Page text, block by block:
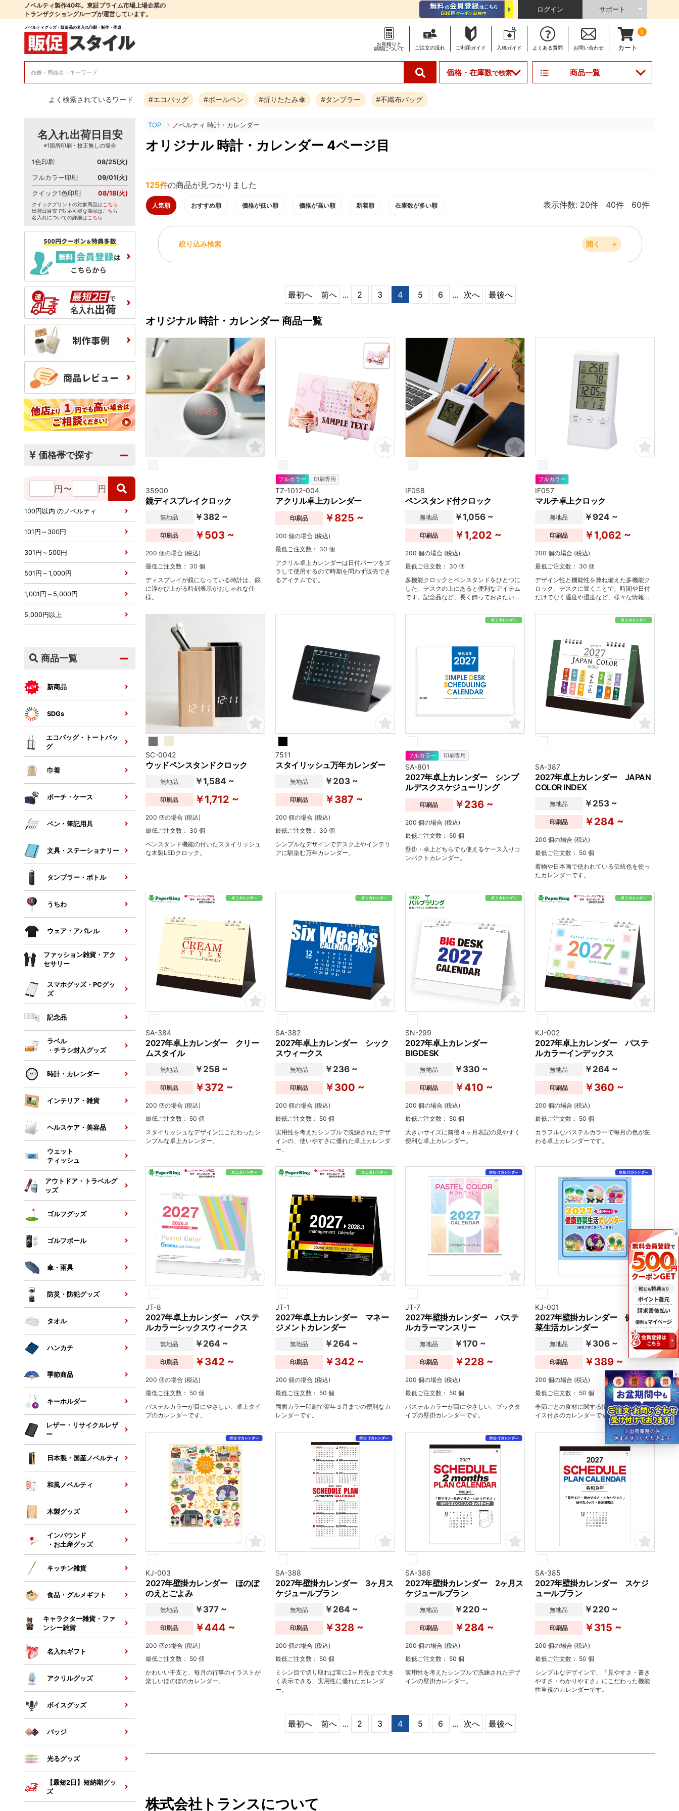
ノベルティ製作40年。東証プライム市場上場企業の
トランザクショングループが運営しています。
ログイン サポート
ノベルティグッズ・販促品の名入れ印刷・制作・作成
お見積りと
納期について
ご注文の流れ ご利用ガイド 入稿ガイド よくある質問 お問い合わせ
0
カート
価格・在庫数で検索 商品一覧
よく検索されているワード #エコバッグ #ボールペン #折りたたみ傘 #タンブラー #不織布バッグ
TOP ノベルティ 時計・カレンダー
オリジナル 時計・カレンダー 4ページ目
125件の商品が見つかりました
人気順 おすすめ順 価格が低い順 価格が高い順 新着順 在庫数が多い順 表示件数: 20件 40件 60件
絞り込み検索 開く ＋
最初へ 前へ ... 2 3 4 5 6 ... 次へ 最後へ
オリジナル 時計・カレンダー 商品一覧
35900
鏡ディスプレイクロック
無地品 ￥382 ~
印刷品 ￥503 ~
200 個の場合 (税込)
最低ご注文数： 30 個
ディスプレイが鏡になっている時計は、鏡
に浮かび上がる時刻表示がおしゃれな仕
様。
フルカラー 印刷専用
TZ-1012-004
アクリル卓上カレンダー
印刷品 ￥825 ~
200 個の場合 (税込)
最低ご注文数： 30 個
アクリル卓上カレンダーは日付パーツをズ
ラして使用するので時期を問わず販売でき
るアイテムです。
IF058
ペンスタンド付クロック
無地品 ￥1,056 ~
印刷品 ￥1,202 ~
200 個の場合 (税込)
最低ご注文数： 30 個
多機能クロックとペンスタンドをひとつに
した、デスクの上にあると便利なアイテム
です。記念品など、長く飾っておきたいも
フルカラー
IF057
マルチ卓上クロック
無地品 ￥924 ~
印刷品 ￥1,062 ~
200 個の場合 (税込)
最低ご注文数： 30 個
デザイン性と機能性を兼ね備えた多機能ク
ロック。デスクに置くことで、時間や日付
だけでなく温度や湿度など、様々な情報を
SC-0042
ウッドペンスタンドクロック
無地品 ￥1,584 ~
印刷品 ￥1,712 ~
200 個の場合 (税込)
最低ご注文数： 30 個
ペンスタンド機能の付いたスタイリッシュ
な木製LEDクロック。
7511
スタイリッシュ万年カレンダー
無地品 ￥203 ~
印刷品 ￥387 ~
200 個の場合 (税込)
最低ご注文数： 30 個
シンプルなデザインでデスク上やインテリ
アに馴染む万年カレンダー。
フルカラー 印刷専用
SA-801
2027年卓上カレンダー シンプ
ルデスクスケジューリング
印刷品 ￥236 ~
200 個の場合 (税込)
最低ご注文数： 50 個
壁掛・卓上どちらでも使えるケース入りコ
ンパクトカレンダー。
SA-387
2027年卓上カレンダー JAPAN
COLOR INDEX
無地品 ￥253 ~
印刷品 ￥284 ~
200 個の場合 (税込)
最低ご注文数： 50 個
着物や日本画で使われている伝統色を使っ
たカレンダーです。
SA-384
2027年卓上カレンダー クリー
ムスタイル
無地品 ￥258 ~
印刷品 ￥372 ~
200 個の場合 (税込)
最低ご注文数： 50 個
スタイリッシュなデザインにこだわったシ
ンプルな卓上カレンダー。
SA-382
2027年卓上カレンダー シック
スウィークス
無地品 ￥236 ~
印刷品 ￥300 ~
200 個の場合 (税込)
最低ご注文数： 50 個
実用性を考えたシンプルで洗練されたデザ
インの、使いやすさに優れた卓上カレンダ
ー。
SN-299
2027年卓上カレンダー
BIGDESK
無地品 ￥330 ~
印刷品 ￥410 ~
200 個の場合 (税込)
最低ご注文数： 50 個
大きいサイズに前後４ヶ月表記の見やすく
便利な卓上カレンダー。
KJ-002
2027年卓上カレンダー パステ
ルカラーインデックス
無地品 ￥264 ~
印刷品 ￥360 ~
200 個の場合 (税込)
最低ご注文数： 50 個
カラフルなパステルカラーで毎月の色が変
わる卓上カレンダーです。
JT-8
2027年卓上カレンダー パステ
ルカラーシックスウィークス
無地品 ￥264 ~
印刷品 ￥342 ~
200 個の場合 (税込)
最低ご注文数： 50 個
パステルカラーが目にやさしい、卓上タイ
プのカレンダーです。
JT-1
2027年卓上カレンダー マネー
ジメントカレンダー
無地品 ￥264 ~
印刷品 ￥342 ~
200 個の場合 (税込)
最低ご注文数： 50 個
両面カラー印刷で翌年３月までの便利なカ
レンダーです。
JT-7
2027年壁掛カレンダー パステ
ルカラーマンスリー
無地品 ￥170 ~
印刷品 ￥228 ~
200 個の場合 (税込)
最低ご注文数： 50 個
パステルカラーが目にやさしい、ブックタ
イプの壁掛カレンダーです。
KJ-001
2027年壁掛カレンダー 健康野
菜生活カレンダー
無地品 ￥306 ~
印刷品 ￥389 ~
200 個の場合 (税込)
最低ご注文数： 50 個
季節ごとの食材に関する情報と健康アドバ
イス付きのカレンダーです。
KJ-003
2027年壁掛カレンダー ほのぼ
のえとごよみ
無地品 ￥377 ~
印刷品 ￥444 ~
200 個の場合 (税込)
最低ご注文数： 50 個
かわいい干支と、毎月の行事のイラストが
楽しいほのぼのカレンダー。
SA-388
2027年壁掛カレンダー 3ヶ月ス
ケジュールプラン
無地品 ￥264 ~
印刷品 ￥328 ~
200 個の場合 (税込)
最低ご注文数： 50 個
ミシン目で切り取れば常に2ヶ月先まで大き
く表示できる、実用性に優れたカレンダ
ー。
SA-386
2027年壁掛カレンダー 2ヶ月ス
ケジュールプラン
無地品 ￥220 ~
印刷品 ￥284 ~
200 個の場合 (税込)
最低ご注文数： 50 個
実用性を考えたシンプルで洗練されたデザ
インの壁掛カレンダー。
SA-385
2027年壁掛カレンダー スケジ
ュールプラン
無地品 ￥220 ~
印刷品 ￥315 ~
200 個の場合 (税込)
最低ご注文数： 50 個
シンプルなデザインで、『見やすさ・書き
やすさ・わかりやすさ』にこだわった機能
性重視のカレンダーです。
最初へ 前へ ... 2 3 4 5 6 ... 次へ 最後へ
株式会社トランスについて
名入れ出荷日目安
※1箇所印刷・校正無しの場合
1色印刷 08/25(火)
フルカラー印刷 09/01(火)
クイック1色印刷 08/18(火)
クイックプリントの対象商品は こちら
出荷日目安で対応可能な商品は こちら
名入れについての詳細は こちら
価格帯で探す
円 〜 円
100円以内 のノベルティ
101円～300円
301円～500円
501円～1,000円
1,001円～5,000円
5,000円以上
商品一覧
新商品
SDGs
エコバッグ・トートバッ
グ
巾着
ポーチ・ケース
ペン・筆記用具
文具・ステーショナリー
タンブラー・ボトル
うちわ
ウェア・アパレル
ファッション雑貨・アク
セサリー
スマホグッズ・PCグッ
ズ
記念品
ラベル
・チラシ封入グッズ
時計・カレンダー
インテリア・雑貨
ヘルスケア・美容品
ウェット
ティッシュ
アウトドア・トラベルグ
ッズ
ゴルフグッズ
ゴルフボール
傘・雨具
防災・防犯グッズ
タオル
ハンカチ
季節商品
キーホルダー
レザー・リサイクルレザ
ー
日本製・国産ノベルティ
和風ノベルティ
木製グッズ
インバウンド
・お土産グッズ
キッチン雑貨
食品・グルメギフト
キャラクター雑貨・ファ
ンシー雑貨
名入れギフト
アクリルグッズ
ボイスグッズ
バッジ
光るグッズ
【最短2日】短納期グッ
ズ
×
×